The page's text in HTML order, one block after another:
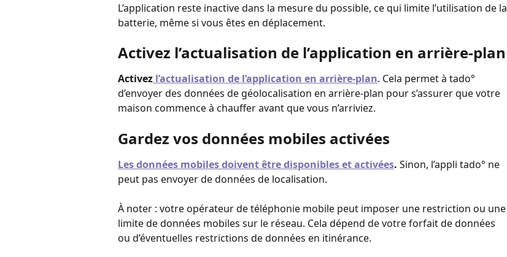
L’application reste inactive dans la mesure du possible, ce qui limite l’utilisation de la
batterie, même si vous êtes en déplacement.
Activez l’actualisation de l’application en arrière-plan
Activez l’actualisation de l’application en arrière-plan. Cela permet à tado°
d’envoyer des données de géolocalisation en arrière-plan pour s’assurer que votre
maison commence à chauffer avant que vous n’arriviez.
Gardez vos données mobiles activées
Les données mobiles doivent être disponibles et activées. Sinon, l’appli tado° ne
peut pas envoyer de données de localisation.
À noter : votre opérateur de téléphonie mobile peut imposer une restriction ou une
limite de données mobiles sur le réseau. Cela dépend de votre forfait de données
ou d’éventuelles restrictions de données en itinérance.